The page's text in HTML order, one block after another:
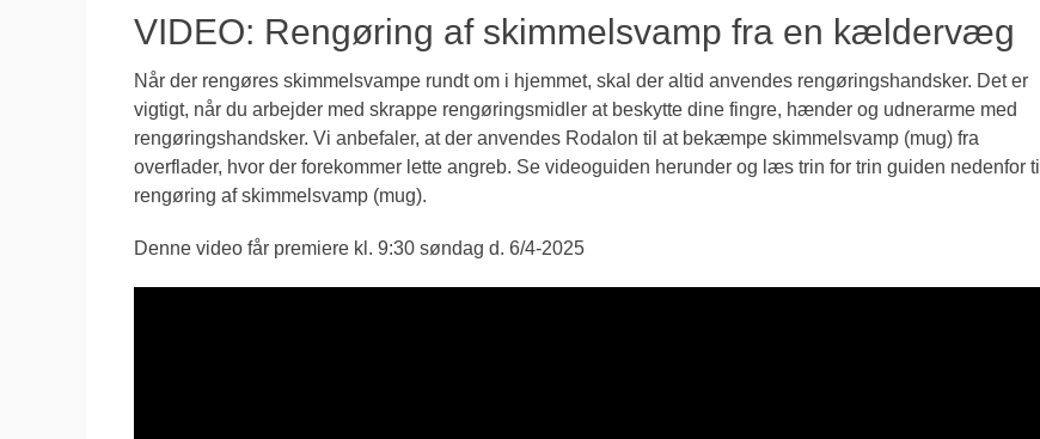
VIDEO: Rengøring af skimmelsvamp fra en kældervæg
Når der rengøres skimmelsvampe rundt om i hjemmet, skal der altid anvendes rengøringshandsker. Det er
vigtigt, når du arbejder med skrappe rengøringsmidler at beskytte dine fingre, hænder og udnerarme med
rengøringshandsker. Vi anbefaler, at der anvendes Rodalon til at bekæmpe skimmelsvamp (mug) fra
overflader, hvor der forekommer lette angreb. Se videoguiden herunder og læs trin for trin guiden nedenfor til
rengøring af skimmelsvamp (mug).
Denne video får premiere kl. 9:30 søndag d. 6/4-2025